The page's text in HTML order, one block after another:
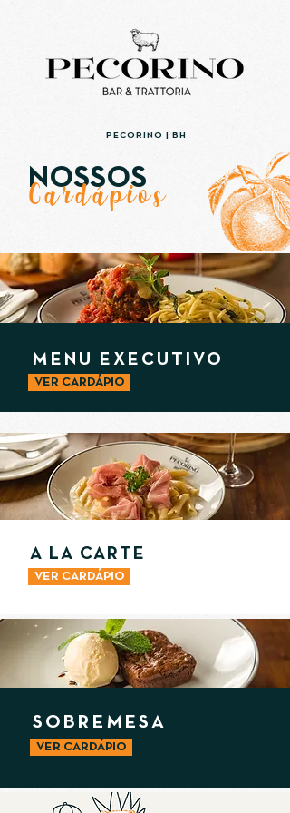
PECORINO | BH
NOSSOS
Cardápios
MENU EXECUTIVO
VER CARDÁPIO
A LA CARTE
VER CARDÁPIO
SOBREMESA
VER CARDÁPIO